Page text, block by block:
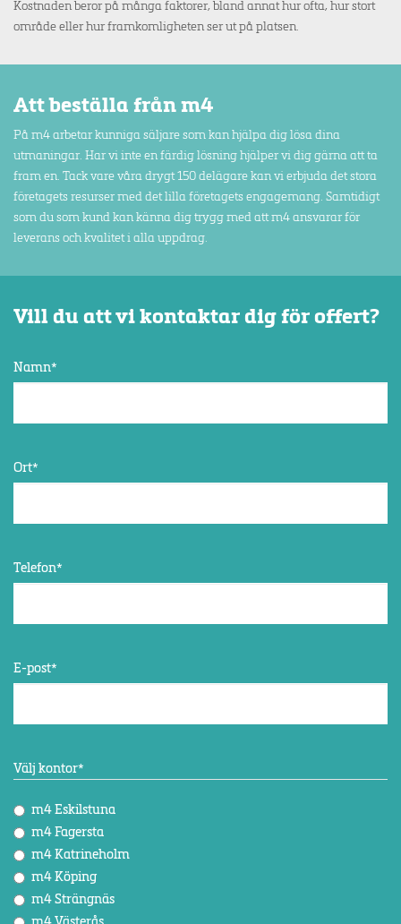
Kostnaden beror på många faktorer, bland annat hur ofta, hur stort
område eller hur framkomligheten ser ut på platsen.
Att beställa från m4
På m4 arbetar kunniga säljare som kan hjälpa dig lösa dina
utmaningar. Har vi inte en färdig lösning hjälper vi dig gärna att ta
fram en. Tack vare våra drygt 150 delägare kan vi erbjuda det stora
företagets resurser med det lilla företagets engagemang. Samtidigt
som du som kund kan känna dig trygg med att m4 ansvarar för
leverans och kvalitet i alla uppdrag.
Vill du att vi kontaktar dig för offert?
Namn*
Ort*
Telefon*
E-post*
Välj kontor*
m4 Eskilstuna
m4 Fagersta
m4 Katrineholm
m4 Köping
m4 Strängnäs